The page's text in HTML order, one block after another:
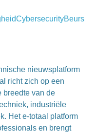
CybersecurityBeurs
nieuwsplatform
richt zich op een
breedte van de
industriële
Het e-totaal platform
en brengt